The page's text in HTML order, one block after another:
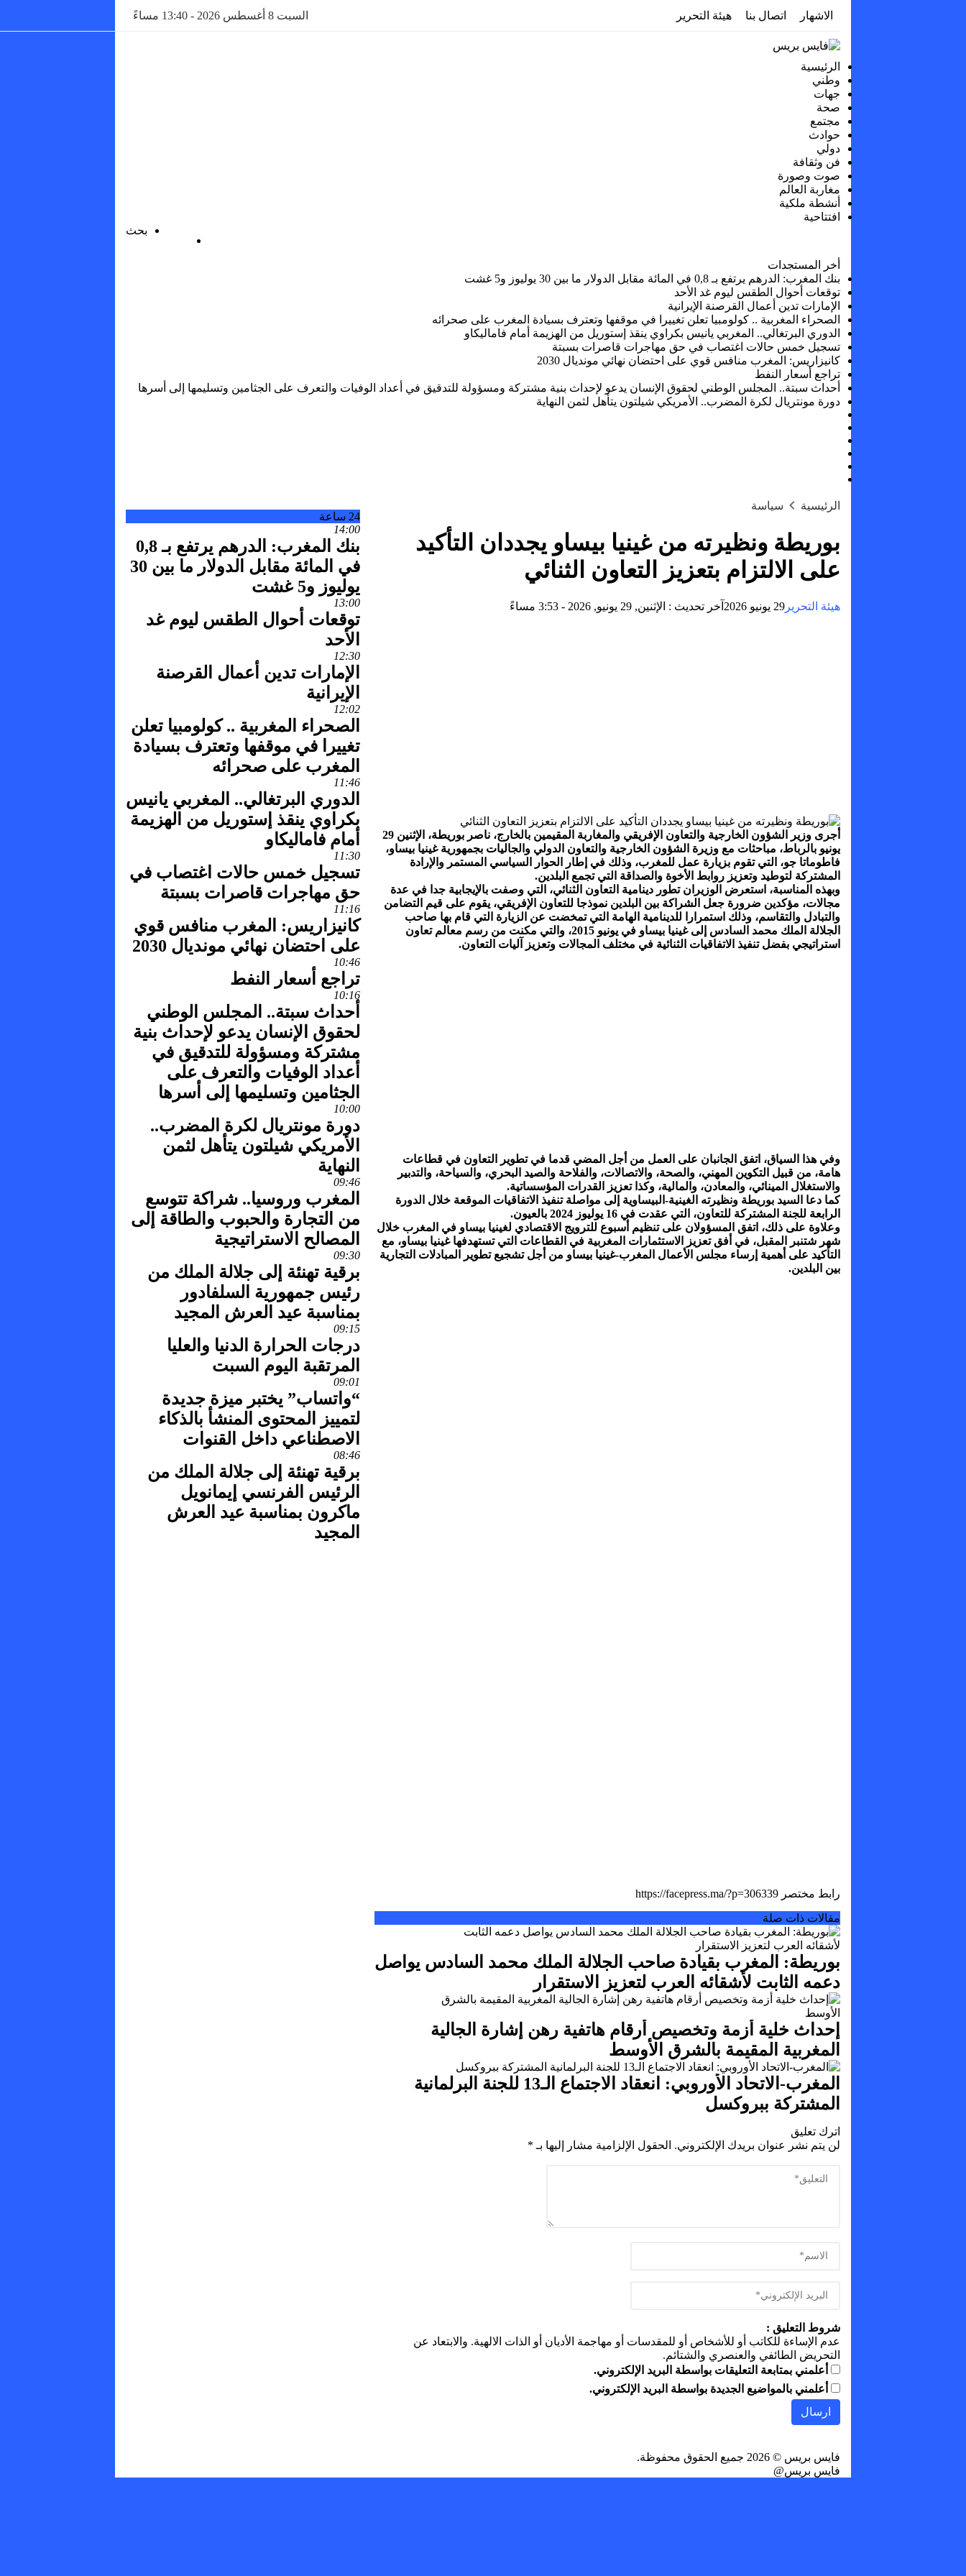
الاشهار اتصال بنا هيئة التحرير السبت 8 أغسطس 2026 - 13:40 مساءً
الرئيسية
وطني
جهات
صحة
مجتمع
حوادث
دولي
فن وثقافة
صوت وصورة
مغاربة العالم
أنشطة ملكية
افتتاحية
بحث
أخر المستجدات
بنك المغرب: الدرهم يرتفع بـ 0,8 في المائة مقابل الدولار ما بين 30 يوليوز و5 غشت
توقعات أحوال الطقس ليوم غد الأحد
الإمارات تدين أعمال القرصنة الإيرانية
الصحراء المغربية .. كولومبيا تعلن تغييرا في موقفها وتعترف بسيادة المغرب على صحرائه
الدوري البرتغالي.. المغربي يانيس بكراوي ينقذ إستوريل من الهزيمة أمام فاماليكاو
تسجيل خمس حالات اغتصاب في حق مهاجرات قاصرات بسبتة
كانيزاريس: المغرب منافس قوي على احتضان نهائي مونديال 2030
تراجع أسعار النفط
أحداث سبتة.. المجلس الوطني لحقوق الإنسان يدعو لإحداث بنية مشتركة ومسؤولة للتدقيق في أعداد الوفيات والتعرف على الجثامين وتسليمها إلى أسرها
دورة مونتريال لكرة المضرب.. الأمريكي شيلتون يتأهل لثمن النهاية
الرئيسية سياسة
بوريطة ونظيرته من غينيا بيساو يجددان التأكيد
على الالتزام بتعزيز التعاون الثنائي
هيئة التحرير 29 يونيو 2026 آخر تحديث : الإثنين, 29 يونيو, 2026 - 3:53 مساءً
أجرى وزير الشؤون الخارجية والتعاون الإفريقي والمغاربة المقيمين بالخارج، ناصر بوريطة، الإثنين 29
يونيو بالرباط، مباحثات مع وزيرة الشؤون الخارجية والتعاون الدولي والجاليات بجمهورية غينيا بيساو،
فاطوماتا جو، التي تقوم بزيارة عمل للمغرب، وذلك في إطار الحوار السياسي المستمر والإرادة
المشتركة لتوطيد وتعزيز روابط الأخوة والصداقة التي تجمع البلدين.
وبهذه المناسبة، استعرض الوزيران تطور دينامية التعاون الثنائي، التي وصفت بالإيجابية جدا في عدة
مجالات، مؤكدين ضرورة جعل الشراكة بين البلدين نموذجا للتعاون الإفريقي، يقوم على قيم التضامن
والتبادل والتقاسم، وذلك استمرارا للدينامية الهامة التي تمخضت عن الزيارة التي قام بها صاحب
الجلالة الملك محمد السادس إلى غينيا بيساو في يونيو 2015، والتي مكنت من رسم معالم تعاون
استراتيجي بفضل تنفيذ الاتفاقيات الثنائية في مختلف المجالات وتعزيز آليات التعاون.
وفي هذا السياق، اتفق الجانبان على العمل من أجل المضي قدما في تطوير التعاون في قطاعات
هامة، من قبيل التكوين المهني، والصحة، والاتصالات، والفلاحة والصيد البحري، والسياحة، والتدبير
والاستغلال المينائي، والمعادن، والمالية، وكذا تعزيز القدرات المؤسساتية.
كما دعا السيد بوريطة ونظيرته الغينية-البيساوية إلى مواصلة تنفيذ الاتفاقيات الموقعة خلال الدورة
الرابعة للجنة المشتركة للتعاون، التي عقدت في 16 يوليوز 2024 بالعيون.
وعلاوة على ذلك، اتفق المسؤولان على تنظيم أسبوع للترويج الاقتصادي لغينيا بيساو في المغرب خلال
شهر شتنبر المقبل، في أفق تعزيز الاستثمارات المغربية في القطاعات التي تستهدفها غينيا بيساو، مع
التأكيد على أهمية إرساء مجلس الأعمال المغرب-غينيا بيساو من أجل تشجيع تطوير المبادلات التجارية
بين البلدين.
رابط مختصر
مقالات ذات صلة
بوريطة: المغرب بقيادة صاحب الجلالة الملك محمد السادس يواصل
دعمه الثابت لأشقائه العرب لتعزيز الاستقرار
إحداث خلية أزمة وتخصيص أرقام هاتفية رهن إشارة الجالية
المغربية المقيمة بالشرق الأوسط
المغرب-الاتحاد الأوروبي: انعقاد الاجتماع الـ13 للجنة البرلمانية
المشتركة ببروكسل
اترك تعليق
لن يتم نشر عنوان بريدك الإلكتروني. الحقول الإلزامية مشار إليها بـ *
شروط التعليق :
عدم الإساءة للكاتب أو للأشخاص أو للمقدسات أو مهاجمة الأديان أو الذات الالهية. والابتعاد عن
التحريض الطائفي والعنصري والشتائم.
أعلمني بمتابعة التعليقات بواسطة البريد الإلكتروني.
أعلمني بالمواضيع الجديدة بواسطة البريد الإلكتروني.
24 ساعة
14:00
بنك المغرب: الدرهم يرتفع بـ 0,8
في المائة مقابل الدولار ما بين 30
يوليوز و5 غشت
13:00
توقعات أحوال الطقس ليوم غد
الأحد
12:30
الإمارات تدين أعمال القرصنة
الإيرانية
12:02
الصحراء المغربية .. كولومبيا تعلن
تغييرا في موقفها وتعترف بسيادة
المغرب على صحرائه
11:46
الدوري البرتغالي.. المغربي يانيس
بكراوي ينقذ إستوريل من الهزيمة
أمام فاماليكاو
11:30
تسجيل خمس حالات اغتصاب في
حق مهاجرات قاصرات بسبتة
11:16
كانيزاريس: المغرب منافس قوي
على احتضان نهائي مونديال 2030
10:46
تراجع أسعار النفط
10:16
أحداث سبتة.. المجلس الوطني
لحقوق الإنسان يدعو لإحداث بنية
مشتركة ومسؤولة للتدقيق في
أعداد الوفيات والتعرف على
الجثامين وتسليمها إلى أسرها
10:00
دورة مونتريال لكرة المضرب..
الأمريكي شيلتون يتأهل لثمن
النهاية
09:46
المغرب وروسيا.. شراكة تتوسع
من التجارة والحبوب والطاقة إلى
المصالح الاستراتيجية
09:30
برقية تهنئة إلى جلالة الملك من
رئيس جمهورية السلفادور
بمناسبة عيد العرش المجيد
09:15
درجات الحرارة الدنيا والعليا
المرتقبة اليوم السبت
09:01
“واتساب” يختبر ميزة جديدة
لتمييز المحتوى المنشأ بالذكاء
الاصطناعي داخل القنوات
08:46
برقية تهنئة إلى جلالة الملك من
الرئيس الفرنسي إيمانويل
ماكرون بمناسبة عيد العرش
المجيد
فايس بريس © 2026 جميع الحقوق محفوظة.
فايس بريس@